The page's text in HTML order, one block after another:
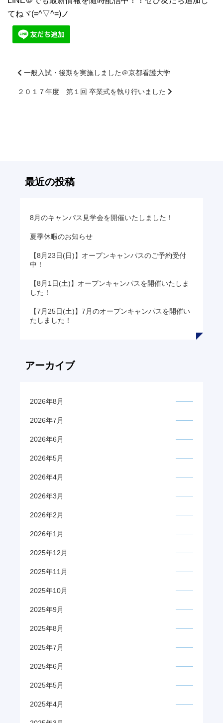
てねヾ(=^▽^=)ノ
前
一般入試・後期を実施しました＠京都看護大学
２０１７年度 第１回 卒業式を執り行いました
最近の投稿
8月のキャンパス見学会を開催いたしました！
夏季休暇のお知らせ
【8月23日(日)】オープンキャンパスのご予約受付
中！
【8月1日(土)】オープンキャンパスを開催いたしま
した！
【7月25日(土)】7月のオープンキャンパスを開催い
たしました！
アーカイブ
2026年8月
2026年7月
2026年6月
2026年5月
2026年4月
2026年3月
2026年2月
2026年1月
2025年12月
2025年11月
2025年10月
2025年9月
2025年8月
2025年7月
2025年6月
2025年5月
2025年4月